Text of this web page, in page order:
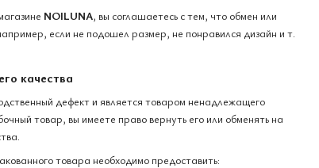
NOILUNA, вы соглашаетесь с тем, что обмен или
если не подошел размер, не понравился дизайн и т.
качества
дефект и является товаром ненадлежащего
товар, вы имеете право вернуть его или обменять на
товара необходимо предоставить: